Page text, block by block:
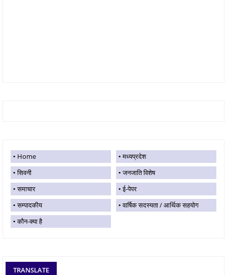
Home
मध्यप्रदेश
सिवनी
जनजाति विशेष
समाचार
ई-पेपर
सम्पादकीय
वार्षिक सदस्यता / आर्थिक सहयोग
कौन-क्या है
TRANSLATE